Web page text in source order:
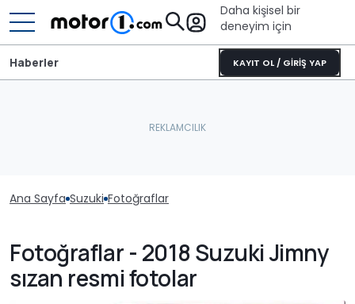
Daha kişisel bir
deneyim için
KAYIT OL / GİRİŞ YAP
Haberler
Ana Sayfa Suzuki Fotoğraflar
Fotoğraflar - 2018 Suzuki Jimny
sızan resmi fotolar